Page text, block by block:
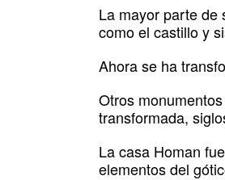
La mayor parte de
como el castillo y
Ahora se ha
Otros
transformada,
La casa Homan
elementos del